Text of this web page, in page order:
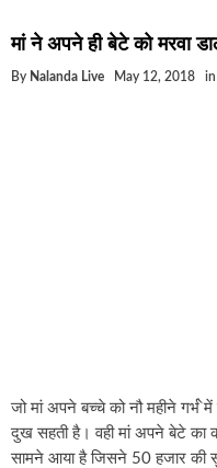
बिहार में
मां ने अपने ही बेटे को मरवा
By Nalanda Live May 12, 2018 in
जो मां अपने बच्चे को नौ महीने गर्भ
दुख सहती है। वही मां अपने बेटे का
सामने आया है जिसने 50 हजार की